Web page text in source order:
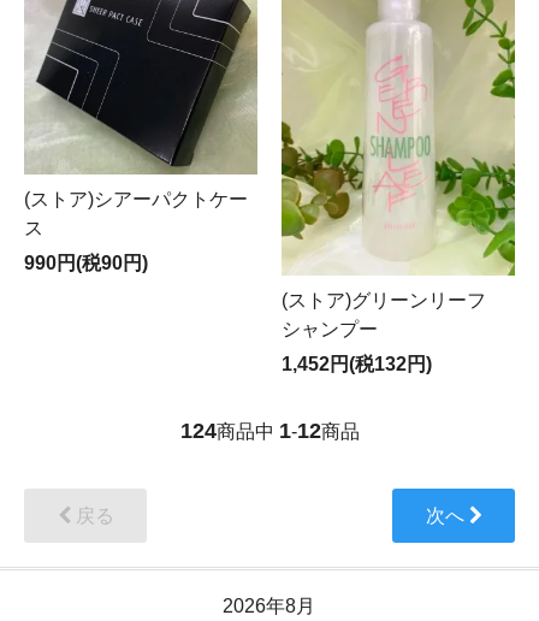
(ストア)シアーパクトケー
ス
990円(税90円)
(ストア)グリーンリーフ
シャンプー
1,452円(税132円)
124商品中 1-12商品
戻る 次へ
2026年8月